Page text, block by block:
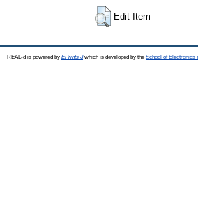
Edit Item
REAL-d is powered by EPrints 3which is developed by the School of Electronics